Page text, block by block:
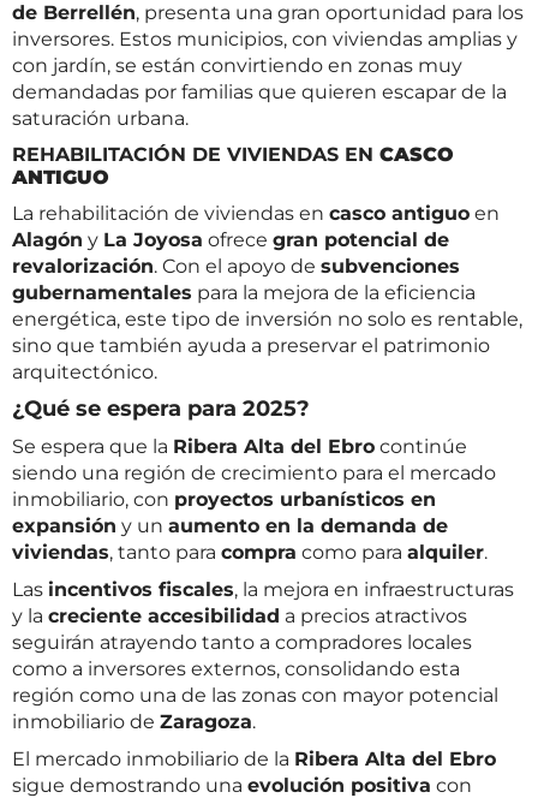
de Berrellén, presenta una gran oportunidad para los
inversores. Estos municipios, con viviendas amplias y
con jardín, se están convirtiendo en zonas muy
demandadas por familias que quieren escapar de la
saturación urbana.
REHABILITACIÓN DE VIVIENDAS EN CASCO
ANTIGUO
La rehabilitación de viviendas en casco antiguo en
Alagón y La Joyosa ofrece gran potencial de
revalorización. Con el apoyo de subvenciones
gubernamentales para la mejora de la eficiencia
energética, este tipo de inversión no solo es rentable,
sino que también ayuda a preservar el patrimonio
arquitectónico.
¿Qué se espera para 2025?
Se espera que la Ribera Alta del Ebro continúe
siendo una región de crecimiento para el mercado
inmobiliario, con proyectos urbanísticos en
expansión y un aumento en la demanda de
viviendas, tanto para compra como para alquiler.
Las incentivos fiscales, la mejora en infraestructuras
y la creciente accesibilidad a precios atractivos
seguirán atrayendo tanto a compradores locales
como a inversores externos, consolidando esta
región como una de las zonas con mayor potencial
inmobiliario de Zaragoza.
El mercado inmobiliario de la Ribera Alta del Ebro
sigue demostrando una evolución positiva con